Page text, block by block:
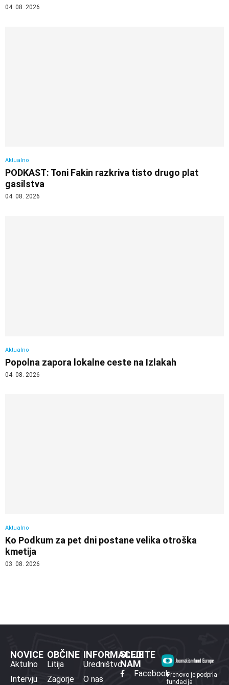
04. 08. 2026
Aktualno
PODKAST: Toni Fakin razkriva tisto drugo plat
gasilstva
04. 08. 2026
Aktualno
Popolna zapora lokalne ceste na Izlakah
04. 08. 2026
Aktualno
Ko Podkum za pet dni postane velika otroška
kmetija
03. 08. 2026
NOVICE
Aktulno
Intervju
OBČINE
Litija
Zagorje
INFORMACIJE
Uredništvo
O nas
SLEDITE
NAM
FacebookPrenovo je podprla
fundacija